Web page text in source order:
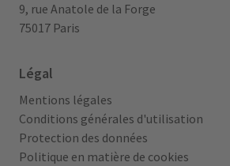
9, rue Anatole de la Forge
75017 Paris
Légal
Mentions légales
Conditions générales d'utilisation
Protection des données
Politique en matière de cookies